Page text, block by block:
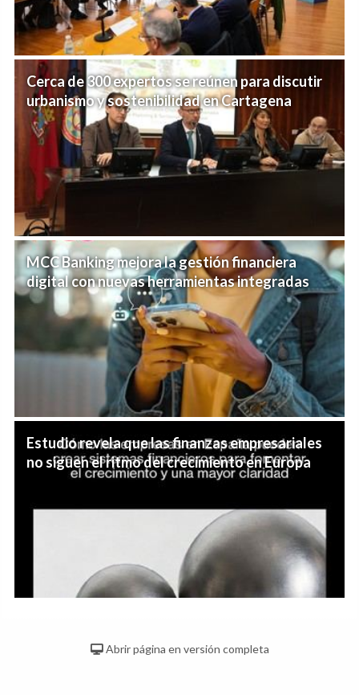
Cerca de 300 expertos se reúnen para discutir
urbanismo y sostenibilidad en Cartagena
MCC Banking mejora la gestión financiera
digital con nuevas herramientas integradas
Estudio revela que las finanzas empresariales
no siguen el ritmo del crecimiento en Europa
Abrir página en versión completa